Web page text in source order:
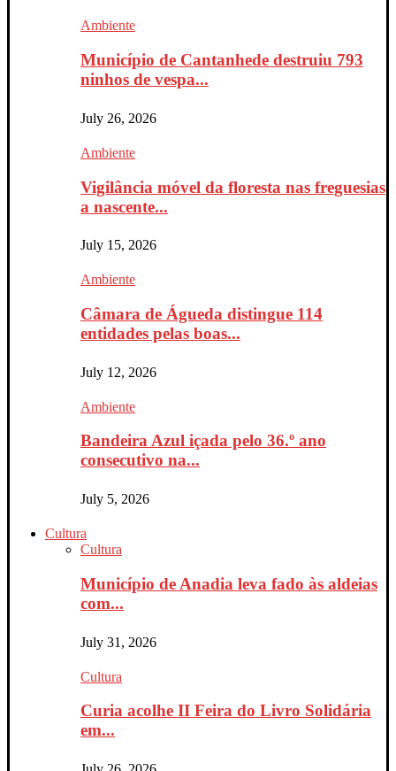
Ambiente
Município de Cantanhede destruiu 793
ninhos de vespa...
July 26, 2026
Ambiente
Vigilância móvel da floresta nas freguesias
a nascente...
July 15, 2026
Ambiente
Câmara de Águeda distingue 114
entidades pelas boas...
July 12, 2026
Ambiente
Bandeira Azul içada pelo 36.º ano
consecutivo na...
July 5, 2026
Cultura
Cultura
Município de Anadia leva fado às aldeias
com...
July 31, 2026
Cultura
Curia acolhe II Feira do Livro Solidária
em...